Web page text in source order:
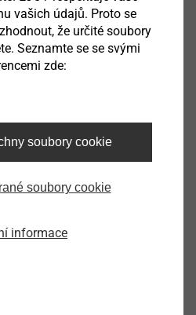
pro speciální
vašich údajů. Proto se
že určité soubory
Seznamte se se svými
zde:
soubory cookie
soubory cookie
informace